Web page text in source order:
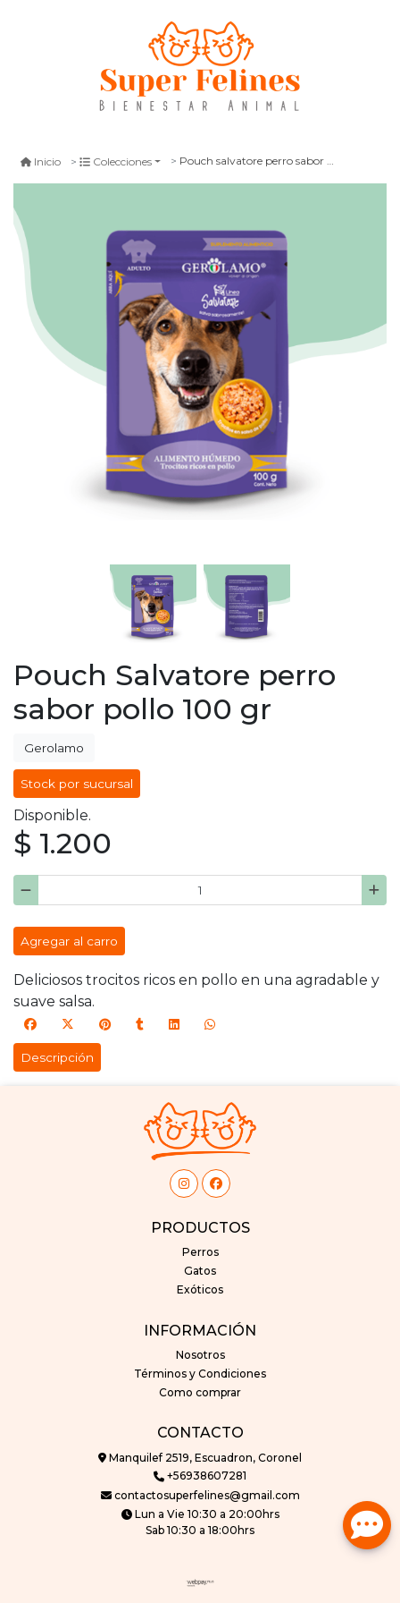
Inicio Colecciones Pouch salvatore perro sabor pollo 100 gr
Pouch Salvatore perro
sabor pollo 100 gr
Gerolamo
Stock por sucursal
Disponible.
$ 1.200
Agregar al carro
Deliciosos trocitos ricos en pollo en una agradable y
suave salsa.
Descripción
PRODUCTOS
Perros
Gatos
Exóticos
INFORMACIÓN
Nosotros
Términos y Condiciones
Como comprar
CONTACTO
Manquilef 2519, Escuadron, Coronel
+56938607281
contactosuperfelines@gmail.com
Lun a Vie 10:30 a 20:00hrs
Sab 10:30 a 18:00hrs